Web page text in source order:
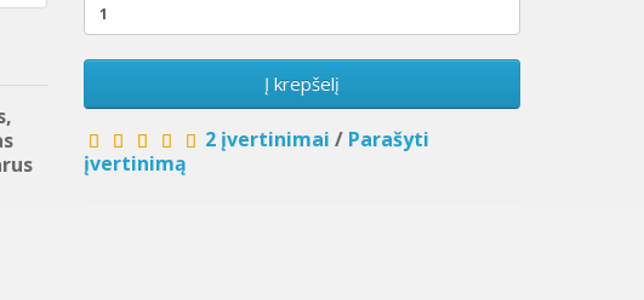
Į krepšelį
2 įvertinimai / Parašyti
įvertinimą